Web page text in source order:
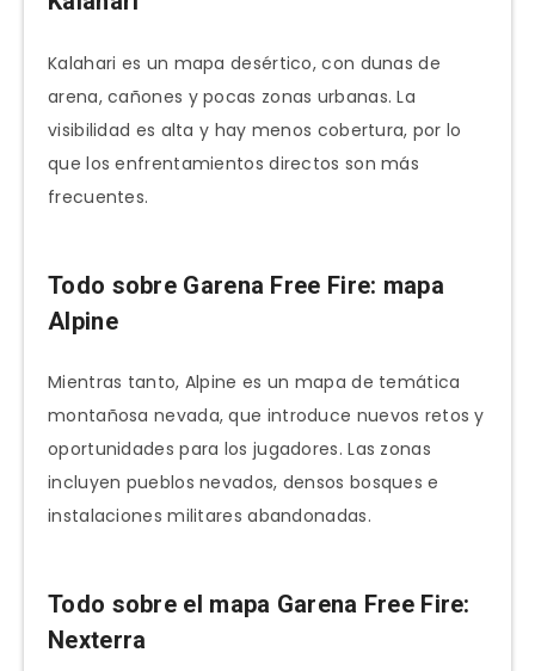
Kalahari es un mapa desértico, con dunas de
arena, cañones y pocas zonas urbanas. La
visibilidad es alta y hay menos cobertura, por lo
que los enfrentamientos directos son más
frecuentes.
Todo sobre Garena Free Fire: mapa
Alpine
Mientras tanto, Alpine es un mapa de temática
montañosa nevada, que introduce nuevos retos y
oportunidades para los jugadores. Las zonas
incluyen pueblos nevados, densos bosques e
instalaciones militares abandonadas.
Todo sobre el mapa Garena Free Fire:
Nexterra